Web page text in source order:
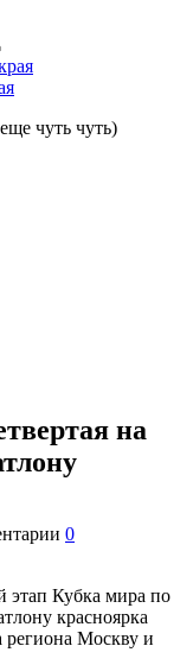
чуть чуть)
на
0
этап Кубка мира по
красноярка
региона Москву и